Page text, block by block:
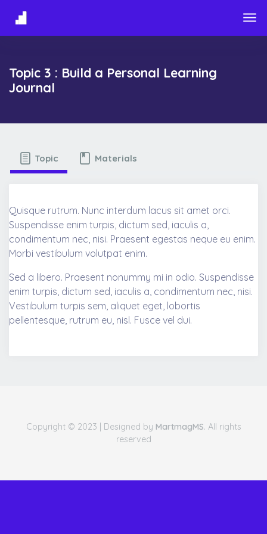
Topic 3 : Build a Personal Learning
Journal
Topic Materials
Quisque rutrum. Nunc interdum lacus sit amet orci.
Suspendisse enim turpis, dictum sed, iaculis a,
condimentum nec, nisi. Praesent egestas neque eu enim.
Morbi vestibulum volutpat enim.
Sed a libero. Praesent nonummy mi in odio. Suspendisse
enim turpis, dictum sed, iaculis a, condimentum nec, nisi.
Vestibulum turpis sem, aliquet eget, lobortis
pellentesque, rutrum eu, nisl. Fusce vel dui.
Copyright © 2023 | Designed by MartmagMS. All rights
reserved